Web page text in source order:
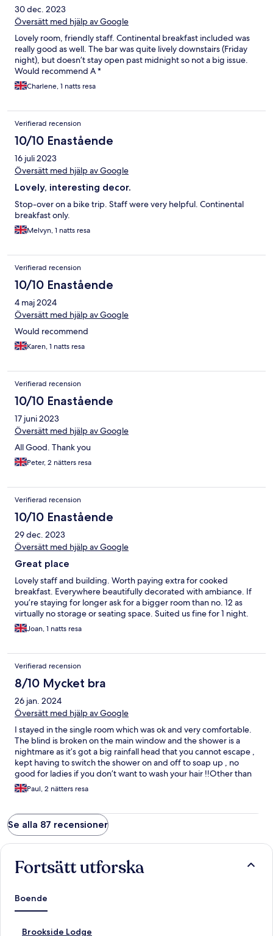
30 dec. 2023
Översätt med hjälp av Google
Lovely room, friendly staff. Continental breakfast included was
really good as well. The bar was quite lively downstairs (Friday
night), but doesn’t stay open past midnight so not a big issue.
Would recommend A *
Charlene, 1 natts resa
Verifierad recension
10/10 Enastående
16 juli 2023
Översätt med hjälp av Google
Lovely, interesting decor.
Stop-over on a bike trip. Staff were very helpful. Continental
breakfast only.
Melvyn, 1 natts resa
Verifierad recension
10/10 Enastående
4 maj 2024
Översätt med hjälp av Google
Would recommend
Karen, 1 natts resa
Verifierad recension
10/10 Enastående
17 juni 2023
Översätt med hjälp av Google
All Good. Thank you
Peter, 2 nätters resa
Verifierad recension
10/10 Enastående
29 dec. 2023
Översätt med hjälp av Google
Great place
Lovely staff and building. Worth paying extra for cooked
breakfast. Everywhere beautifully decorated with ambiance. If
you’re staying for longer ask for a bigger room than no. 12 as
virtually no storage or seating space. Suited us fine for 1 night.
Joan, 1 natts resa
Verifierad recension
8/10 Mycket bra
26 jan. 2024
Översätt med hjälp av Google
I stayed in the single room which was ok and very comfortable.
The blind is broken on the main window and the shower is a
nightmare as it’s got a big rainfall head that you cannot escape ,
kept having to switch the shower on and off to soap up , no
good for ladies if you don’t want to wash your hair !!Other than
that a beautiful clean property and the breakfast is amazing and
a perfect location on the town square , definitely would stay
Paul, 2 nätters resa
Se alla 87 recensioner
Fortsätt utforska
Boende
Brookside Lodge
L